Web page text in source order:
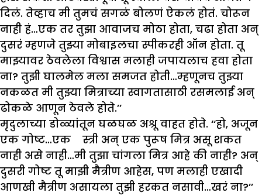
दिलं. तेव्हाच मी तुमचं सगळं बोलणं ऐकलं होतं. चोरून
नाही हं…एक तर तुझा आवाजच मोठा होता, चढा होता अन्
दुसरं म्हणजे तुझ्या मोबाइलचा स्पीकरही ऑन होता. तू
माझ्यावर ठेवलेला विश्वास मलाही जपायलाच हवा होता
ना? तुझी घालमेल मला समजत होती…म्हणूनच तुझ्या
नकळत मी तुझ्या मित्राच्या स्वागतासाठी रसमलाई अन्
ढोकळे आणून ठेवले होते.’’
मृदुलाच्या डोळ्यांतून घळघळ अश्रू वाहत होते. ‘‘हो, अजून
एक गोष्ट…एक स्त्री अन् एक पुरूष मित्र असू शकत
नाही असे नाही…मी तुझा चांगला मित्र आहे की नाही? अन्
दुसरी गोष्ट तू माझी मैत्रीण आहेस, पण मलाही एखादी
आणखी मैत्रीण असायला तुझी हरकत नसावी…खरं ना?’’